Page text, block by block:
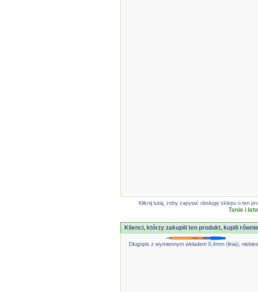
Kliknij tutaj, żeby zapytać obsługę sklepu o ten
Tanie i
Klienci, którzy zakupili ten produkt, kupili
Długopis z wymiennym wkładem 0,4mm (linia),